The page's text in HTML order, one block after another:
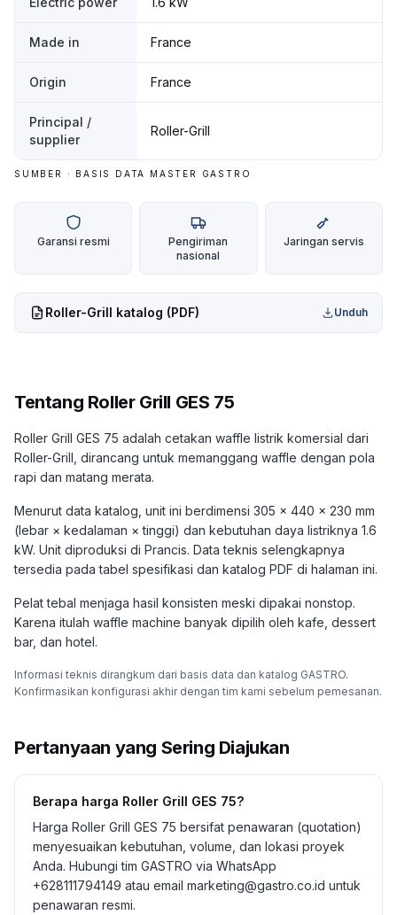
Made in France
Origin France
Principal /
supplier
Roller-Grill
SUMBER · BASIS DATA MASTER GASTRO
Garansi resmi
Pengiriman
nasional
Jaringan servis
Roller-Grill katalog (PDF) Unduh
Tentang Roller Grill GES 75
Roller Grill GES 75 adalah cetakan waffle listrik komersial dari
Roller-Grill, dirancang untuk memanggang waffle dengan pola
rapi dan matang merata.
Menurut data katalog, unit ini berdimensi 305 × 440 × 230 mm
(lebar × kedalaman × tinggi) dan kebutuhan daya listriknya 1.6
kW. Unit diproduksi di Prancis. Data teknis selengkapnya
tersedia pada tabel spesifikasi dan katalog PDF di halaman ini.
Pelat tebal menjaga hasil konsisten meski dipakai nonstop.
Karena itulah waffle machine banyak dipilih oleh kafe, dessert
bar, dan hotel.
Informasi teknis dirangkum dari basis data dan katalog GASTRO.
Konfirmasikan konfigurasi akhir dengan tim kami sebelum pemesanan.
Pertanyaan yang Sering Diajukan
Berapa harga Roller Grill GES 75?
Harga Roller Grill GES 75 bersifat penawaran (quotation)
menyesuaikan kebutuhan, volume, dan lokasi proyek
Anda. Hubungi tim GASTRO via WhatsApp
+628111794149 atau email marketing@gastro.co.id untuk
penawaran resmi.